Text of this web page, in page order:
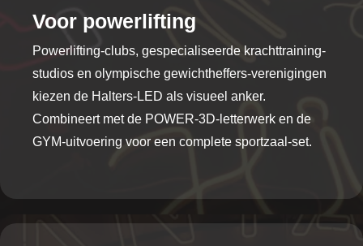
Voor powerlifting
Powerlifting-clubs, gespecialiseerde krachttraining-
studios en olympische gewichtheffers-verenigingen
kiezen de Halters-LED als visueel anker.
Combineert met de POWER-3D-letterwerk en de
GYM-uitvoering voor een complete sportzaal-set.